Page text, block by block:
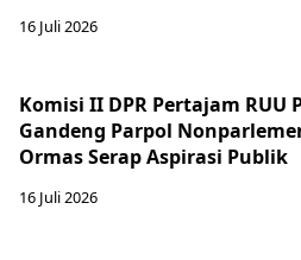
16 Juli 2026
Komisi II DPR Pertajam RUU
Gandeng Parpol
Ormas Serap Aspirasi Publik
16 Juli 2026